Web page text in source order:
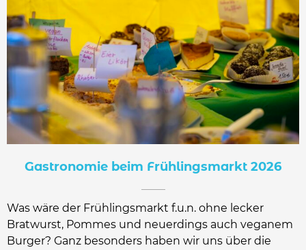
Gastronomie beim Frühlingsmarkt 2026
Was wäre der Frühlingsmarkt f.u.n. ohne lecker
Bratwurst, Pommes und neuerdings auch veganem
Burger? Ganz besonders haben wir uns über die